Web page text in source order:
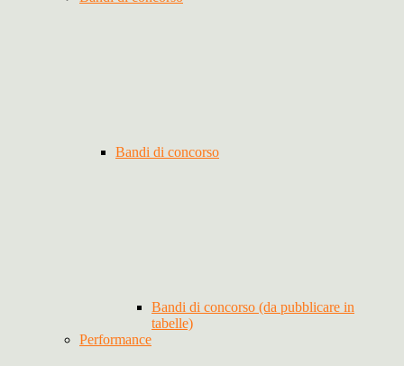
Bandi di concorso
Bandi di concorso (da pubblicare in
tabelle)
Performance